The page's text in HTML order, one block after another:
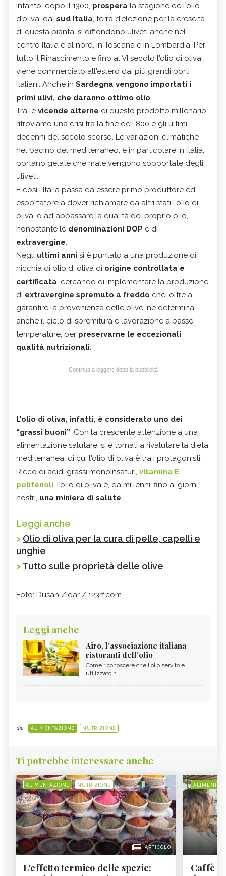
Intanto, dopo il 1300, prospera la stagione dell'olio
d'oliva: dal sud Italia, terra d'elezione per la crescita
di questa pianta, si diffondono uliveti anche nel
centro Italia e al nord, in Toscana e in Lombardia. Per
tutto il Rinascimento e fino al VI secolo l'olio di oliva
viene commerciato all'estero dai più grandi porti
italiani. Anche in Sardegna vengono importati i
primi ulivi, che daranno ottimo olio.
Tra le vicende alterne di questo prodotto millenario
ritroviamo una crisi tra la fine dell'800 e gli ultimi
decenni del secolo scorso. Le variazioni climatiche
nel bacino del mediterraneo, e in particolare in Italia,
portano gelate che male vengono sopportate degli
uliveti.
E così l'Italia passa da essere primo produttore ed
esportatore a dover richiamare da altri stati l'olio di
oliva, o ad abbassare la qualità del proprio olio,
nonostante le denominazioni DOP e di
extravergine.
Negli ultimi anni si è puntato a una produzione di
nicchia di olio di oliva di origine controllata e
certificata, cercando di implementare la produzione
di extravergine spremuto a freddo che, oltre a
garantire la provenienza delle olive, ne determina
anche il ciclo di spremitura e lavorazione a basse
temperature, per preservarne le eccezionali
qualità nutrizionali.
Continua a leggere dopo la pubblicità
L'olio di oliva, infatti, è considerato uno dei
“grassi buoni”. Con la crescente attenzione a una
alimentazione salutare, si è tornati a rivalutare la dieta
mediterranea, di cui l'olio di oliva è tra i protagonisti.
Ricco di acidi grassi monoinsaturi, vitamina E,
polifenoli, l'olio di oliva è, da millenni, fino ai giorni
nostri, una miniera di salute.
Leggi anche
> Olio di oliva per la cura di pelle, capelli e
unghie
>Tutto sulle proprietà delle olive
Foto: Dusan Zidar / 123rf.com
Leggi anche
Airo, l'associazione italiana
ristoranti dell'olio
Come riconoscere che l'olio servito e
utilizzato n...
da: ALIMENTAZIONE NUTRIZIONE
Ti potrebbe interessare anche
ALIMENTAZIONE NUTRIZIONE
ARTICOLO
L'effetto termico delle spezie:
Caffè